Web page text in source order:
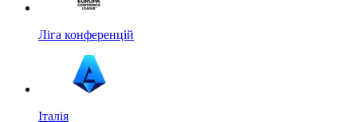
Ліга конференцій
Італія